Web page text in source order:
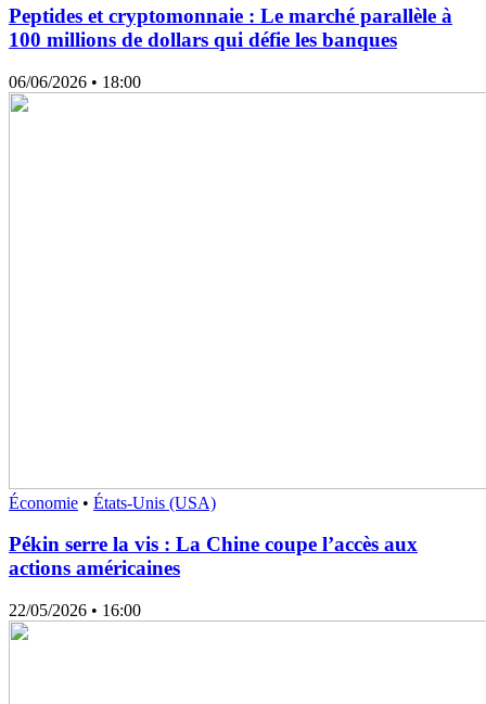
Peptides et cryptomonnaie : Le marché parallèle à
100 millions de dollars qui défie les banques
06/06/2026 • 18:00
Économie • États-Unis (USA)
Pékin serre la vis : La Chine coupe l’accès aux
actions américaines
22/05/2026 • 16:00